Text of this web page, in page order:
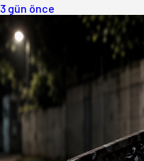
3 gün önce